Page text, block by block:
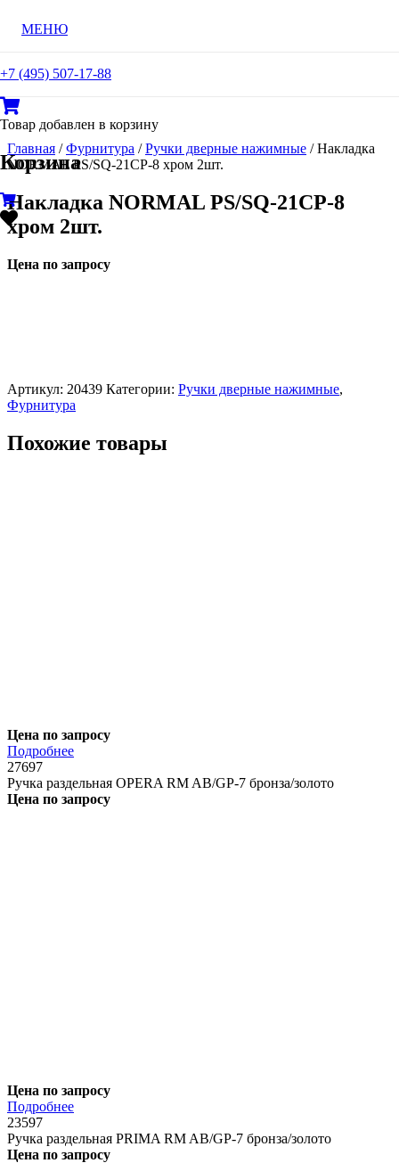
МЕНЮ
+7 (495) 507-17-88
Товар добавлен в корзину
Корзина
Главная /Фурнитура /Ручки дверные нажимные / Накладка
NORMAL PS/SQ-21CP-8 хром 2шт.
Накладка NORMAL PS/SQ-21CP-8
хром 2шт.
Цена по запросу
Артикул: 20439 Категории: Ручки дверные нажимные,
Фурнитура
Похожие товары
Цена по запросу
Подробнее
27697
Ручка раздельная OPERA RM AB/GP-7 бронза/золото
Цена по запросу
Цена по запросу
Подробнее
23597
Ручка раздельная PRIMA RM AB/GP-7 бронза/золото
Цена по запросу